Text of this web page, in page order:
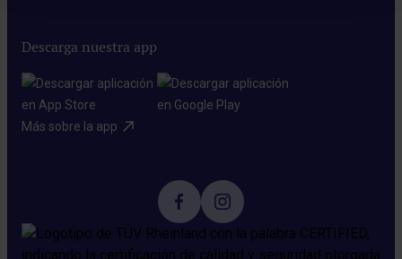
Descarga nuestra app
Más sobre la app​